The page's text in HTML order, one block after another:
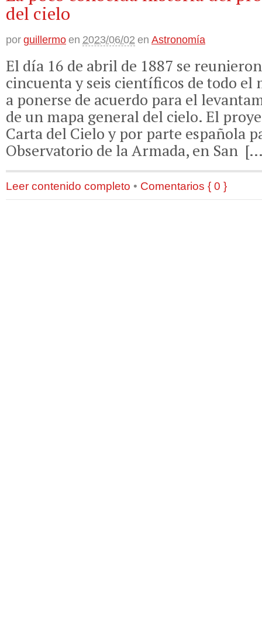
del cielo
por guillermo en 2023/06/02 en Astronomía
El día 16 de abril de 1887 se
cincuenta y seis científicos de todo el
a ponerse de acuerdo para el
de un mapa general del cielo. El
Carta del Cielo y por parte española
Observatorio de la Armada, en San
Leer contenido completo • Comentarios { 0 }